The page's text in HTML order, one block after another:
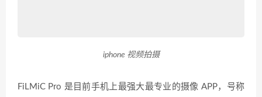
iphone 视频拍摄
FiLMiC Pro 是目前手机上最强大最专业的摄像 APP，号称